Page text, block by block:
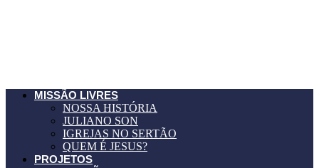
MISSÃO LIVRES
NOSSA HISTÓRIA
JULIANO SON
IGREJAS NO SERTÃO
QUEM É JESUS?
PROJETOS